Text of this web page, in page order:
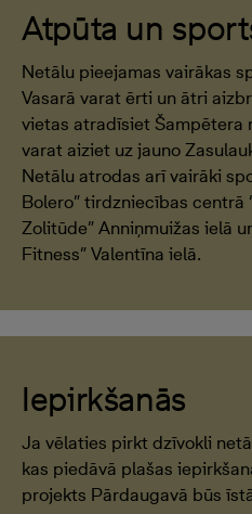
Atpūta un
Netālu pieejamas vairākas
Vasarā varat ērti un ātri
vietas atradīsiet Šampētera
varat aiziet uz jauno
Netālu atrodas arī vairāki
Bolero” tirdzniecības centrā
Zolitūde” Anniņmuižas ielā
Fitness” Valentīna ielā.
Iepirkšanās
Ja vēlaties pirkt dzīvokli
kas piedāvā plašas
projekts Pārdaugavā būs